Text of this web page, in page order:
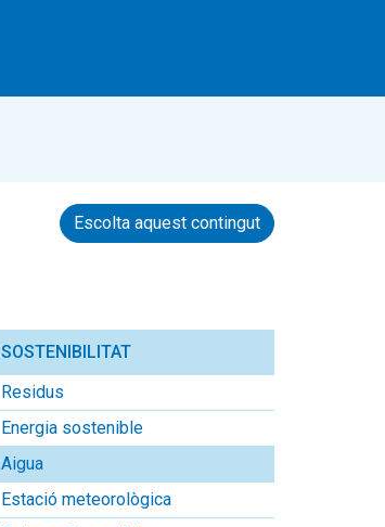
Escolta aquest contingut
SOSTENIBILITAT
Residus
Energia sostenible
Aigua
Estació meteorològica